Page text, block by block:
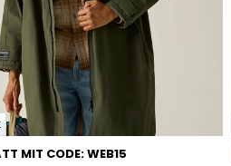
MIT CODE: WEB15